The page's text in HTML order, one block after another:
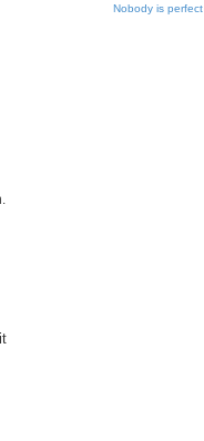
Nobody is perfect